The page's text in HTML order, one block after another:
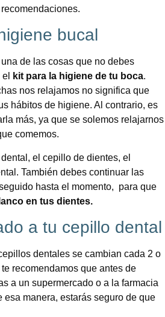
bucal
de las cosas que no debes
kit para la higiene de tu boca.
nos relajamos no significa que
hábitos de higiene. Al contrario, es
más, ya que se solemos relajarnos
comemos.
el cepillo de dientes, el
También debes continuar las
hasta el momento, para que
en tus dientes.
a tu cepillo dental
dentales se cambian cada 2 o
recomendamos que antes de
a un supermercado o a la farmacia
esa manera, estarás seguro de que